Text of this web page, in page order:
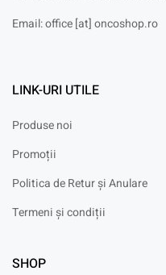
Email: office [at] oncoshop.ro
LINK-URI UTILE
Produse noi
Promoții
Politica de Retur și Anulare
Termeni și condiții
SHOP